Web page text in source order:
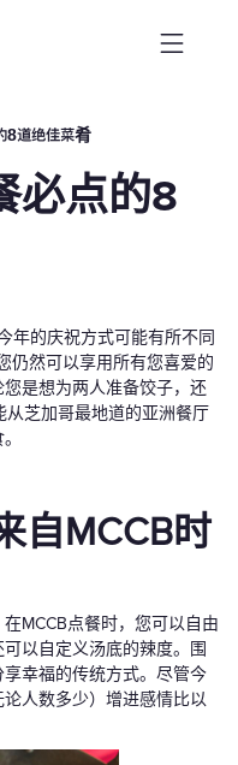
8道绝佳菜肴
必点的8
年的庆祝方式可能有所不同
然可以享用所有您喜爱的
是想为两人准备饺子，还
芝加哥最地道的亚洲餐厅
自MCCB时
MCCB点餐时，您可以自由
以自定义汤底的辣度。围
幸福的传统方式。尽管今
人数多少）增进感情比以